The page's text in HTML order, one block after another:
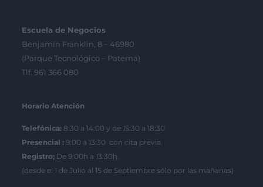
Escuela de Negocios
Benjamín Franklin, 8 – 46980
(Parque Tecnológico – Paterna)
Tlf. 961 366 080
Horario Atención
Telefónica: 8:30 a 14:00 y de 15:30 a 18:30
Presencial : 9:00 a 13:30 con cita previa.
Registro; De 9:00h a 13:30h.
(desde el 1 de Julio al 15 de Septiembre sólo por las mañanas)